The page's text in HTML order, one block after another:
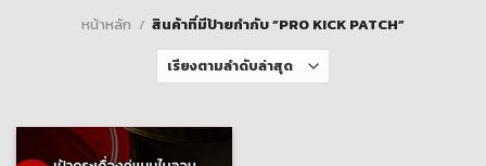
หน้าหลัก / สินค้าที่มีป้ายกำกับ “PRO KICK PATCH”